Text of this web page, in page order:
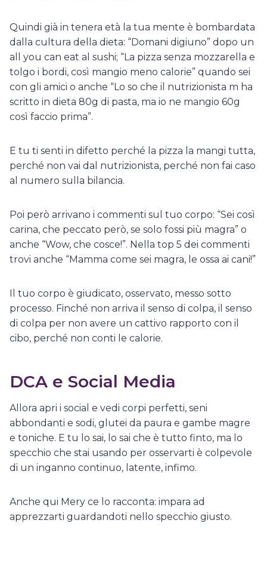
Quindi già in tenera età la tua mente è bombardata
dalla cultura della dieta: “Domani digiuno” dopo un
all you can eat al sushi; “La pizza senza mozzarella e
tolgo i bordi, così mangio meno calorie” quando sei
con gli amici o anche “Lo so che il nutrizionista m ha
scritto in dieta 80g di pasta, ma io ne mangio 60g
così faccio prima”.
E tu ti senti in difetto perché la pizza la mangi tutta,
perché non vai dal nutrizionista, perché non fai caso
al numero sulla bilancia.
Poi però arrivano i commenti sul tuo corpo: “Sei così
carina, che peccato però, se solo fossi più magra” o
anche “Wow, che cosce!”. Nella top 5 dei commenti
trovi anche “Mamma come sei magra, le ossa ai cani!”
Il tuo corpo è giudicato, osservato, messo sotto
processo. Finché non arriva il senso di colpa, il senso
di colpa per non avere un cattivo rapporto con il
cibo, perché non conti le calorie.
DCA e Social Media
Allora apri i social e vedi corpi perfetti, seni
abbondanti e sodi, glutei da paura e gambe magre
e toniche. E tu lo sai, lo sai che è tutto finto, ma lo
specchio che stai usando per osservarti è colpevole
di un inganno continuo, latente, infimo.
Anche qui Mery ce lo racconta: impara ad
apprezzarti guardandoti nello specchio giusto.